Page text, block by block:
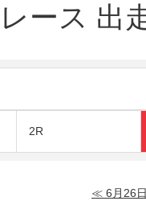
ース 出
2R
≪ 6月26